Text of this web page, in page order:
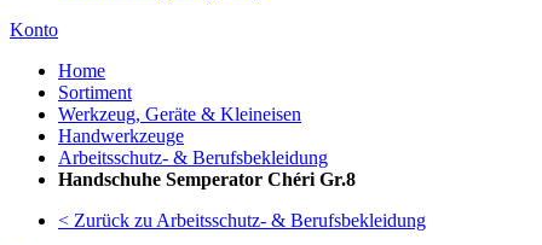
Konto
Home
Sortiment
Werkzeug, Geräte & Kleineisen
Handwerkzeuge
Arbeitsschutz- & Berufsbekleidung
Handschuhe Semperator Chéri Gr.8
< Zurück zu Arbeitsschutz- & Berufsbekleidung